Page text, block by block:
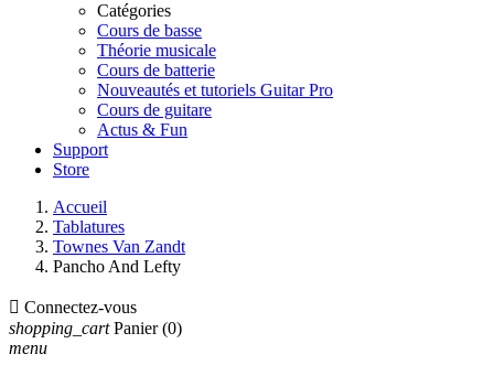
Catégories
Cours de basse
Théorie musicale
Cours de batterie
Nouveautés et tutoriels Guitar Pro
Cours de guitare
Actus & Fun
Support
Store
Accueil
Tablatures
Townes Van Zandt
Pancho And Lefty
 Connectez-vous
shopping_cart Panier (0)
menu